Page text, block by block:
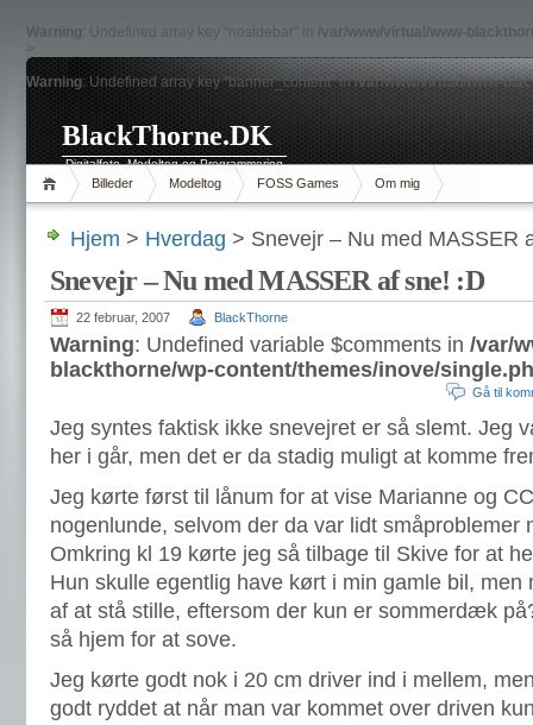
Warning: Undefined array key "nosidebar" in /var/www/virtual/www-
>
Warning: Undefined array key "banner_content" in/var/www/virtual/www-
BlackThorne.DK
Digitalfoto, Modeltog og Programmering
Billeder Modeltog FOSS Games Om mig
Hjem > Hverdag > Snevejr – Nu med MASSER
Snevejr – Nu med MASSER af sne! :D
22 februar, 2007 BlackThorne
Warning: Undefined variable $comments in /var/
blackthorne/wp-content/themes/inove/
Gå til
Jeg syntes faktisk ikke snevejret er så slemt. Jeg
her i går, men det er da stadig muligt at komme
Jeg kørte først til lånum for at vise Marianne og
nogenlunde, selvom der da var lidt småproblemer
Omkring kl 19 kørte jeg så tilbage til Skive for at
Hun skulle egentlig have kørt i min gamle bil, men
af at stå stille, eftersom der kun er sommerdæk
så hjem for at sove.
Jeg kørte godt nok i 20 cm driver ind i mellem,
godt ryddet at når man var kommet over driven